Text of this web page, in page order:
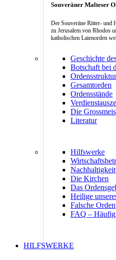
Souveräner Malteser
Der Souveräne Ritter- und
zu Jerusalem von Rhodos
katholischen Laienorden
Geschichte
Botschaft bei
Gesamtorden
Ordensstände
Die
Literatur
Hilfswerke
Nachhaltigkeit
Die Kirchen
Das
Heilige
Falsche Orden
FAQ – Häufig
HILFSWERKE